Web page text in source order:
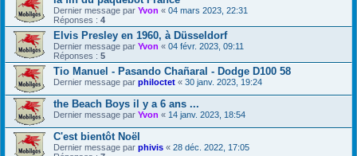
Dernier message par Yvon « 04 mars 2023, 22:31
Réponses : 4
Elvis Presley en 1960, à Düsseldorf
Dernier message par Yvon « 04 févr. 2023, 09:11
Réponses : 5
Tio Manuel - Pasando Chañaral - Dodge D100 58
Dernier message par philoctet « 30 janv. 2023, 19:24
the Beach Boys il y a 6 ans ...
Dernier message par Yvon « 14 janv. 2023, 18:54
C'est bientôt Noël
Dernier message par phivis « 28 déc. 2022, 17:05